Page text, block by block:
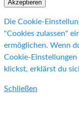
Akzeptieren
Die Cookie-
"Cookies zulassen"
ermöglichen. Wenn
Cookie-
klickst, erklärst du
Schließen